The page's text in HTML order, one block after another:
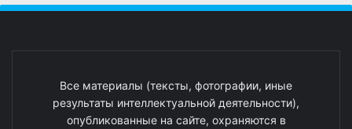
Все материалы (тексты, фотографии, иные
результаты интеллектуальной деятельности),
опубликованные на сайте, охраняются в